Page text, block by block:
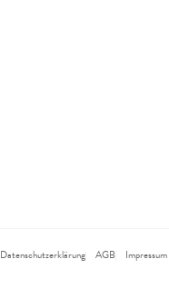
Datenschutzerklärung AGB Impressum